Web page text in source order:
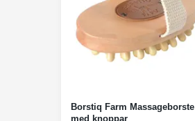
Borstiq Farm Massageborste
med knoppar